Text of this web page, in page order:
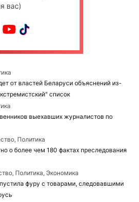
вас)
от властей Беларуси объяснений из-
список
выехавших журналистов по
Политика
о более чем 180 фактах преследования
Политика, Экономика
фуру с товарами, следовавшими